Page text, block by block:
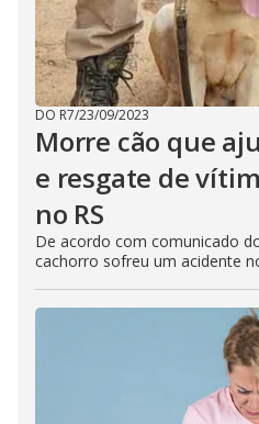
DO R7/23/09/2023
Morre cão que
e resgate de
no RS
De acordo com comunicado
cachorro sofreu um acidente